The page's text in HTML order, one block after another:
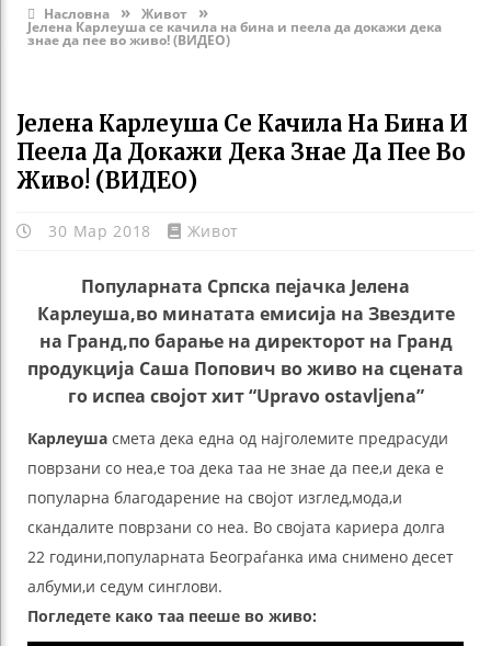
Насловна » Живот »
Јелена Карлеуша се качила на бина и пеела да докажи дека
знае да пее во живо! (ВИДЕО)
Јелена Карлеуша Се Качила На Бина И
Пеела Да Докажи Дека Знае Да Пее Во
Живо! (ВИДЕО)
30 Мар 2018 Живот
Популарната Српска пејачка Јелена
Карлеуша,во минатата емисија на Звездите
на Гранд,по барање на директорот на Гранд
продукција Саша Попович во живо на сцената
го испеа својот хит “Upravo ostavljena”
Карлеуша смета дека една од најголемите предрасуди
поврзани со неа,е тоа дека таа не знае да пее,и дека е
популарна благодарение на својот изглед,мода,и
скандалите поврзани со неа. Во својата кариера долга
22 години,популарната Београѓанка има снимено десет
албуми,и седум синглови.
Погледете како таа пееше во живо: